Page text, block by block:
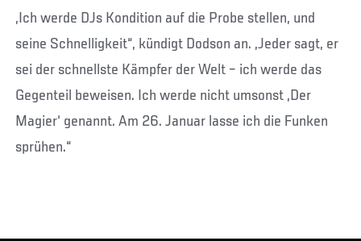
„Ich werde DJs Kondition auf die Probe stellen, und
seine Schnelligkeit“, kündigt Dodson an. „Jeder sagt, er
sei der schnellste Kämpfer der Welt – ich werde das
Gegenteil beweisen. Ich werde nicht umsonst ‚Der
Magier‘ genannt. Am 26. Januar lasse ich die Funken
sprühen.“